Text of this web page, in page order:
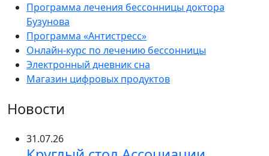
Программа лечения бессонницы доктора
Бузунова
Программа «Антистресс»
Онлайн-курс по лечению бессонницы
Электронный дневник сна
Магазин цифровых продуктов
Новости
31.07.26